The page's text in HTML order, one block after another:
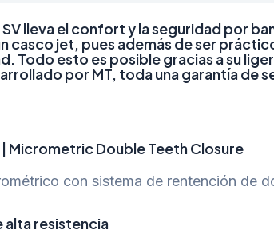
SV lleva el confort y la seguridad por
casco jet, pues además de ser
Todo esto es posible gracias a su
por MT, toda una garantía de
| Micrometric Double Teeth Closure
con sistema de rentención de
alta resistencia